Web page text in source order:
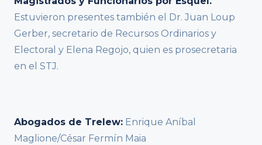
Estuvieron presentes también el Dr. Juan Loup
Gerber, secretario de Recursos Ordinarios y
Electoral y Elena Regojo, quien es prosecretaria
en el STJ.
Abogados de Trelew: Enrique Aníbal
Maglione/César Fermín Maia